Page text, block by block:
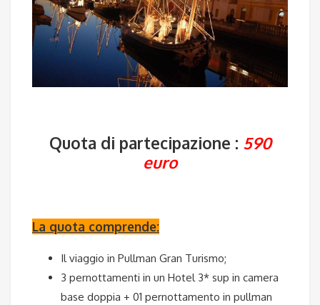
Quota di partecipazione : 590
euro
La quota comprende:
Il viaggio in Pullman Gran Turismo;
3 pernottamenti in un Hotel 3* sup in camera
base doppia + 01 pernottamento in pullman